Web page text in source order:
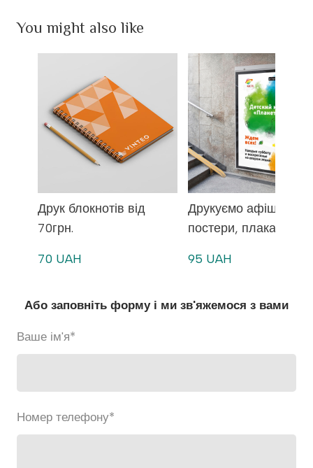
You might also like
Друк блокнотів від
70грн.
70 UAH
Друкуємо афіші,
постери, плакати
95 UAH
Або заповніть форму і ми зв'яжемося з вами
Ваше ім'я*
Номер телефону*